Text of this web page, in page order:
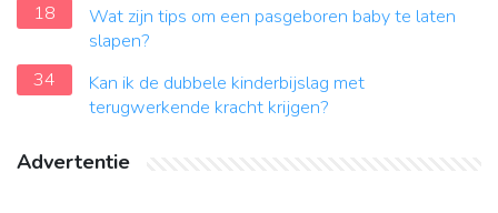
18
Wat zijn tips om een pasgeboren baby te laten
slapen?
34
Kan ik de dubbele kinderbijslag met
terugwerkende kracht krijgen?
Advertentie